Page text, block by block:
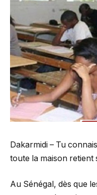
Dakarmidi – Tu
toute la maison retient
Au Sénégal, dès que